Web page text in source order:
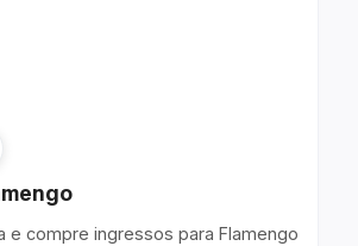
e compre ingressos para Flamengo